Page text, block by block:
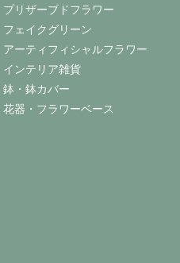
プリザーブドフラワー
フェイクグリーン
アーティフィシャルフラワー
インテリア雑貨
鉢・鉢カバー
花器・フラワーベース